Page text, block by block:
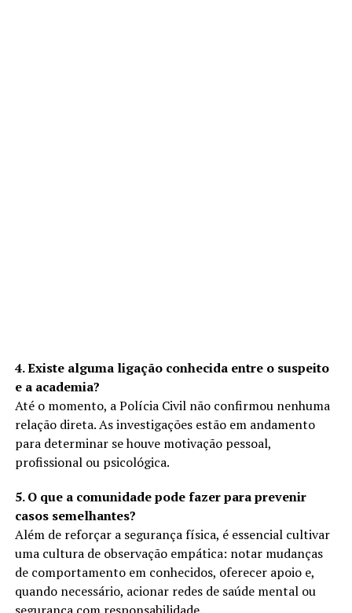
4. Existe alguma ligação conhecida entre o suspeito
e a academia?
Até o momento, a Polícia Civil não confirmou nenhuma
relação direta. As investigações estão em andamento
para determinar se houve motivação pessoal,
profissional ou psicológica.
5. O que a comunidade pode fazer para prevenir
casos semelhantes?
Além de reforçar a segurança física, é essencial cultivar
uma cultura de observação empática: notar mudanças
de comportamento em conhecidos, oferecer apoio e,
quando necessário, acionar redes de saúde mental ou